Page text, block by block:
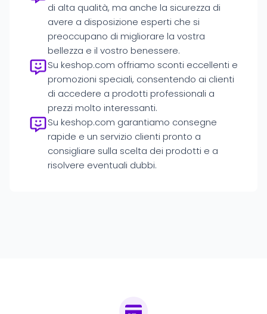
di alta qualità, ma anche la sicurezza di
avere a disposizione esperti che si
preoccupano di migliorare la vostra
bellezza e il vostro benessere.
Su keshop.com offriamo sconti eccellenti e
promozioni speciali, consentendo ai clienti
di accedere a prodotti professionali a
prezzi molto interessanti.
Su keshop.com garantiamo consegne
rapide e un servizio clienti pronto a
consigliare sulla scelta dei prodotti e a
risolvere eventuali dubbi.